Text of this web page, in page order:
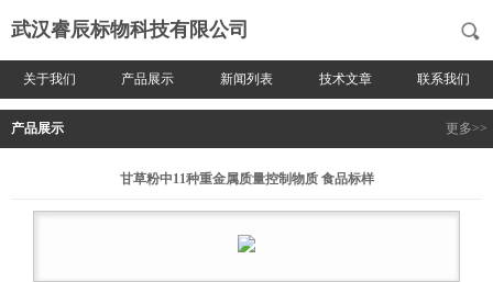
武汉睿辰标物科技有限公司
关于我们 产品展示 新闻列表 技术文章 联系我们
产品展示 更多>>
甘草粉中11种重金属质量控制物质 食品标样